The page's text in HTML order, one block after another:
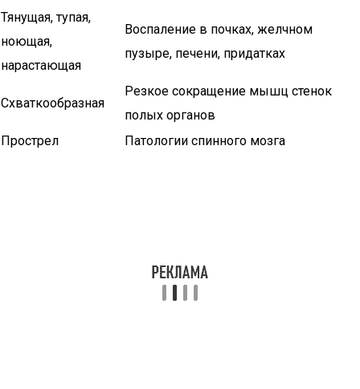
Тянущая, тупая,
ноющая,
нарастающая
Воспаление в почках, желчном
пузыре, печени, придатках
Схваткообразная
Резкое сокращение мышц стенок
полых органов
Прострел
Патологии спинного мозга